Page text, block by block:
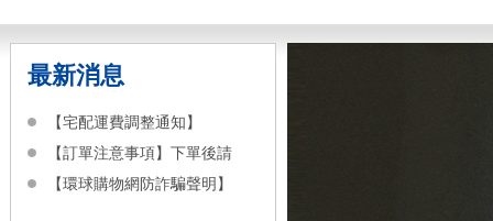
最新消息
【宅配運費調整通知】
【訂單注意事項】下單後請
【環球購物網防詐騙聲明】